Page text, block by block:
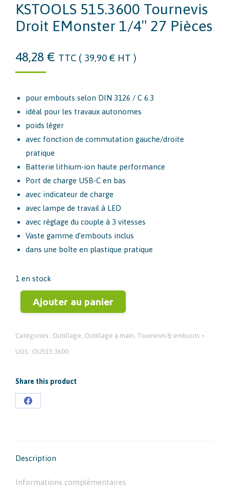
KSTOOLS 515.3600 Tournevis
Droit EMonster 1/4″ 27 Pièces
48,28 € TTC ( 39,90 € HT )
pour embouts selon DIN 3126 / C 6.3
idéal pour les travaux autonomes
poids léger
avec fonction de commutation gauche/droite
pratique
Batterie lithium-ion haute performance
Port de charge USB-C en bas
avec indicateur de charge
avec lampe de travail à LED
avec réglage du couple à 3 vitesses
Vaste gamme d’embouts inclus
dans une boîte en plastique pratique
1 en stock
Ajouter au panier
Catégories : Outillage, Outillage à main, Tournevis & embouts
UGS : OU515.3600
Share this product
Partager
Description
Informations complémentaires